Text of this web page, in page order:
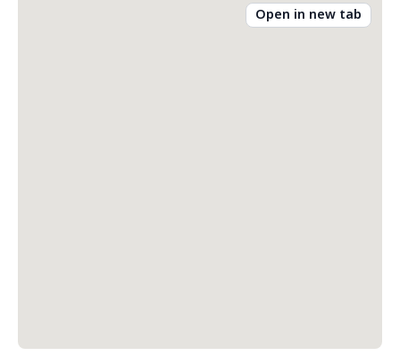
Open in new tab